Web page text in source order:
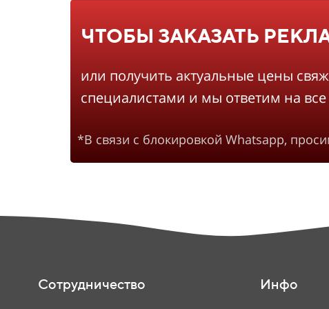
ЧТОБЫ ЗАКАЗАТЬ
или получить актуальные цены
специалистами и мы ответим на
*В связи с блокировкой Whatsapp,
Сотрудничество Инфо